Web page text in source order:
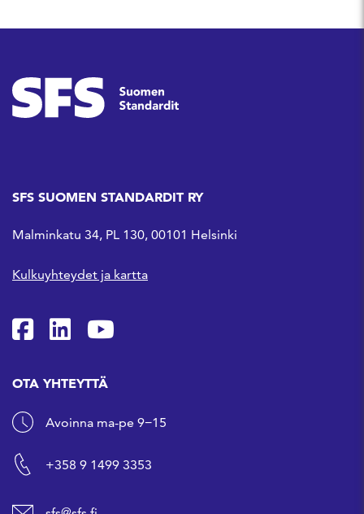
SFS SUOMEN STANDARDIT RY
Malminkatu 34, PL 130, 00101 Helsinki
Kulkuyhteydet ja kartta
SFS Facebookissa
SFS Linkedinissä
SFS Youtubessa
OTA YHTEYTTÄ
Avoinna ma-pe 9−15
+358 9 1499 3353